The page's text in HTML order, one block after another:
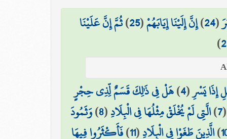
(
24
)إِنَّ إِلَيْنَا إِيَابَهُمْ(
25
)ثُمَّ إِنَّ عَلَيْنَا
)
إِذَا يَسْرِ(
4
)هَلْ فِي ذَٰلِكَ قَسَمٌ لِّذِي حِجْرٍ
7
)الَّتِي لَمْ يُخْلَقْ مِثْلُهَا فِي الْبِلَادِ(
8
)وَثَمُودَ
)الَّذِينَ طَغَوْا فِي الْبِلَادِ(
11
)فَأَكْثَرُوا فِيهَا